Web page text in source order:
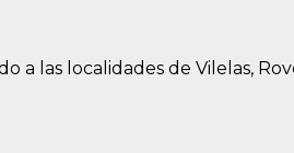
a las localidades de Vilelas,